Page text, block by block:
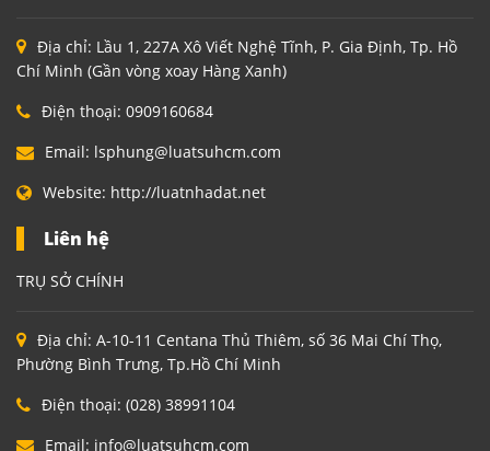
Địa chỉ: Lầu 1, 227A Xô Viết Nghệ Tĩnh, P. Gia Định, Tp. Hồ
Chí Minh (Gần vòng xoay Hàng Xanh)
Điện thoại: 0909160684
Email: lsphung@luatsuhcm.com
Website: http://luatnhadat.net
Liên hệ
TRỤ SỞ CHÍNH
Địa chỉ: A-10-11 Centana Thủ Thiêm, số 36 Mai Chí Thọ,
Phường Bình Trưng, Tp.Hồ Chí Minh
Điện thoại: (028) 38991104
Email: info@luatsuhcm.com